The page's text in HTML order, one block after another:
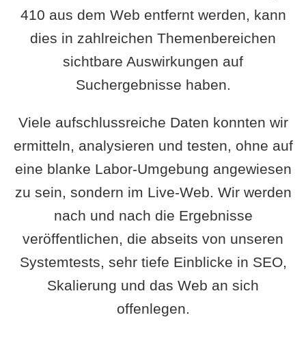
410 aus dem Web entfernt werden, kann
dies in zahlreichen Themenbereichen
sichtbare Auswirkungen auf
Suchergebnisse haben.
Viele aufschlussreiche Daten konnten wir
ermitteln, analysieren und testen, ohne auf
eine blanke Labor-Umgebung angewiesen
zu sein, sondern im Live-Web. Wir werden
nach und nach die Ergebnisse
veröffentlichen, die abseits von unseren
Systemtests, sehr tiefe Einblicke in SEO,
Skalierung und das Web an sich
offenlegen.